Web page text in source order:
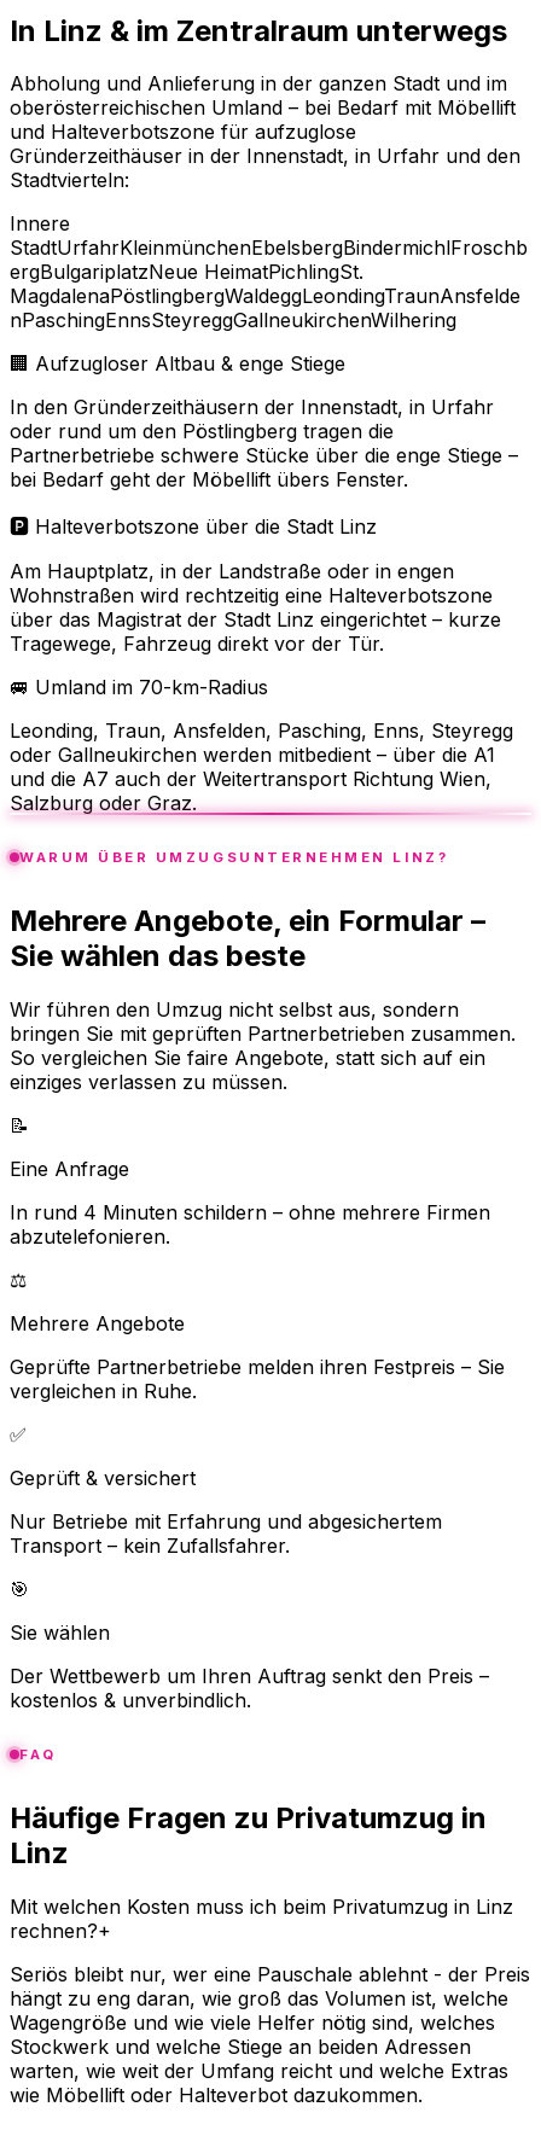
In Linz & im Zentralraum unterwegs
Abholung und Anlieferung in der ganzen Stadt und im
oberösterreichischen Umland – bei Bedarf mit Möbellift
und Halteverbotszone für aufzuglose
Gründerzeithäuser in der Innenstadt, in Urfahr und den
Stadtvierteln:
Innere
StadtUrfahrKleinmünchenEbelsbergBindermichlFroschb
ergBulgariplatzNeue HeimatPichlingSt.
MagdalenaPöstlingbergWaldeggLeondingTraunAnsfelde
nPaschingEnnsSteyreggGallneukirchenWilhering
🏢 Aufzugloser Altbau & enge Stiege
In den Gründerzeithäusern der Innenstadt, in Urfahr
oder rund um den Pöstlingberg tragen die
Partnerbetriebe schwere Stücke über die enge Stiege –
bei Bedarf geht der Möbellift übers Fenster.
🅿️ Halteverbotszone über die Stadt Linz
Am Hauptplatz, in der Landstraße oder in engen
Wohnstraßen wird rechtzeitig eine Halteverbotszone
über das Magistrat der Stadt Linz eingerichtet – kurze
Tragewege, Fahrzeug direkt vor der Tür.
🚐 Umland im 70-km-Radius
Leonding, Traun, Ansfelden, Pasching, Enns, Steyregg
oder Gallneukirchen werden mitbedient – über die A1
und die A7 auch der Weitertransport Richtung Wien,
Salzburg oder Graz.
WARUM ÜBER UMZUGSUNTERNEHMEN LINZ?
Mehrere Angebote, ein Formular –
Sie wählen das beste
Wir führen den Umzug nicht selbst aus, sondern
bringen Sie mit geprüften Partnerbetrieben zusammen.
So vergleichen Sie faire Angebote, statt sich auf ein
einziges verlassen zu müssen.
📝
Eine Anfrage
In rund 4 Minuten schildern – ohne mehrere Firmen
abzutelefonieren.
⚖️
Mehrere Angebote
Geprüfte Partnerbetriebe melden ihren Festpreis – Sie
vergleichen in Ruhe.
✅
Geprüft & versichert
Nur Betriebe mit Erfahrung und abgesichertem
Transport – kein Zufallsfahrer.
🎯
Sie wählen
Der Wettbewerb um Ihren Auftrag senkt den Preis –
kostenlos & unverbindlich.
FAQ
Häufige Fragen zu Privatumzug in
Linz
Mit welchen Kosten muss ich beim Privatumzug in Linz
rechnen?+
Seriös bleibt nur, wer eine Pauschale ablehnt - der Preis
hängt zu eng daran, wie groß das Volumen ist, welche
Wagengröße und wie viele Helfer nötig sind, welches
Stockwerk und welche Stiege an beiden Adressen
warten, wie weit der Umfang reicht und welche Extras
wie Möbellift oder Halteverbot dazukommen.